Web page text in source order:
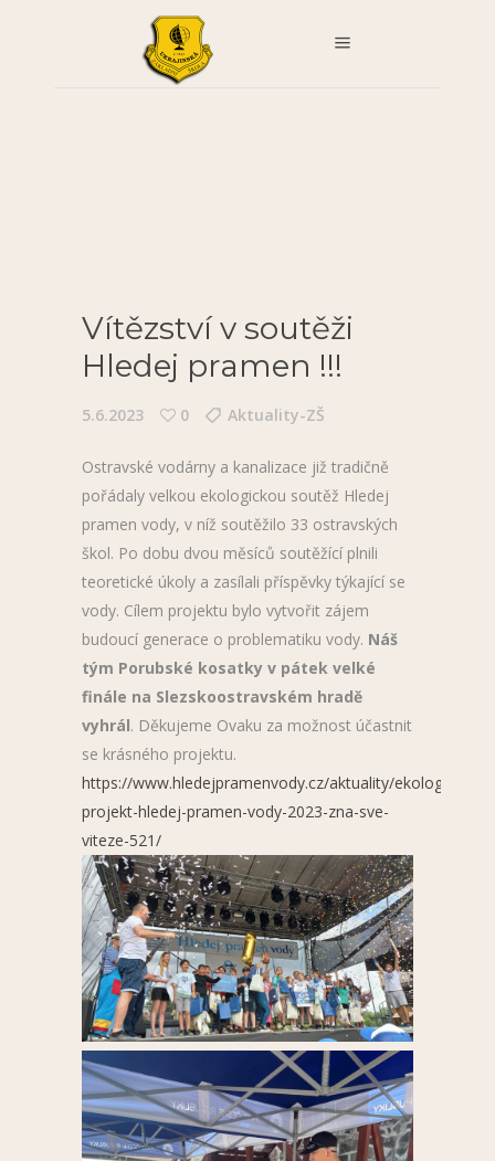
Vítězství v soutěži
Hledej pramen !!!
5.6.2023 0 Aktuality-ZŠ
Ostravské vodárny a kanalizace již tradičně
pořádaly velkou ekologickou soutěž Hledej
pramen vody, v níž soutěžilo 33 ostravských
škol. Po dobu dvou měsíců soutěžící plnili
teoretické úkoly a zasílali příspěvky týkající se
vody. Cílem projektu bylo vytvořit zájem
budoucí generace o problematiku vody. Náš
tým Porubské kosatky v pátek velké
finále na Slezskoostravském hradě
vyhrál. Děkujeme Ovaku za možnost účastnit
se krásného projektu.
https://www.hledejpramenvody.cz/aktuality/ekologicky-
projekt-hledej-pramen-vody-2023-zna-sve-
viteze-521/